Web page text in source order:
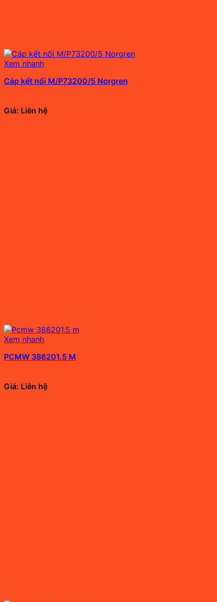
Xem nhanh
Cáp kết nối M/P73200/5 Norgren
Giá: Liên hệ
Xem nhanh
PCMW 386201.5 M
Giá: Liên hệ